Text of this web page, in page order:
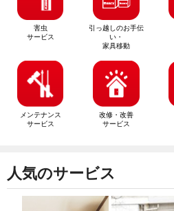
害虫
サービス
引っ越しのお手伝
い・
家具移動
メンテナンス
サービス
改修・改善
サービス
人気のサービス